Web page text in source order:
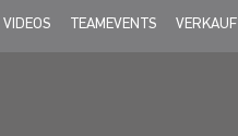
VIDEOS TEAMEVENTS VERKAUF